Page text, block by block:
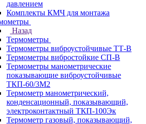
давлением
Комплекты КМЧ для монтажа
Назад
Термометры
Термометры виброустойчивые ТТ-В
Термометры вибростойкие СП-В
Термометры манометрические
показывающие виброустойчивые
ТКП-60/3М2
Термометр манометрический,
конденсационный, показывающий,
электроконтактный ТКП-100Эк
Термометр газовый, показывающий,